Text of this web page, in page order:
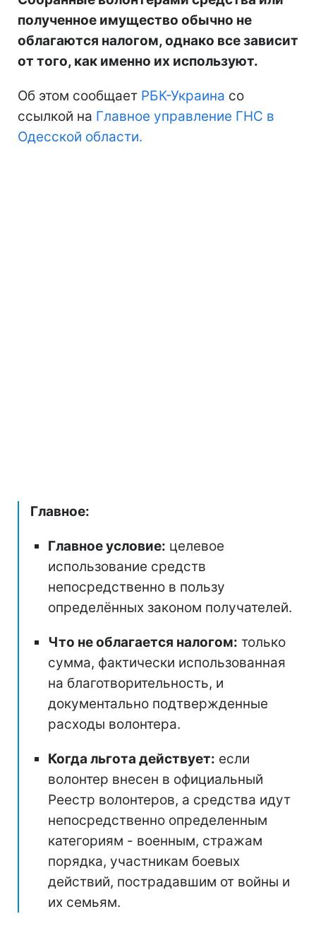
полученное имущество обычно не
облагаются налогом, однако все зависит
от того, как именно их используют.
Об этом сообщает РБК-Украина со
ссылкой на Главное управление ГНС в
Одесской области.
Главное:
Главное условие: целевое
использование средств
непосредственно в пользу
определённых законом получателей.
Что не облагается налогом: только
сумма, фактически использованная
на благотворительность, и
документально подтвержденные
расходы волонтера.
Когда льгота действует: если
волонтер внесен в официальный
Реестр волонтеров, а средства идут
непосредственно определенным
категориям - военным, стражам
порядка, участникам боевых
действий, пострадавшим от войны и
их семьям.